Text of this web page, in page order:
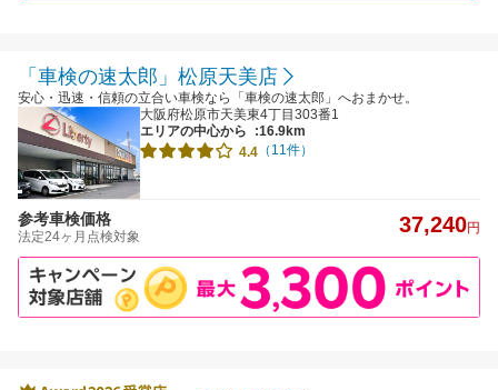
「車検の速太郎」松原天美店
安心・迅速・信頼の立合い車検なら「車検の速太郎」へおまかせ。
大阪府松原市天美東4丁目303番1
エリアの中心から
:16.9km
4.4 （11件）
参考車検価格
法定24ヶ月点検対象 37,240円